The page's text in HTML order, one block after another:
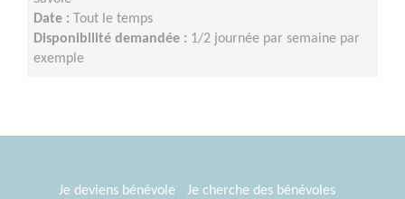
Date : Tout le temps
Disponibilité demandée : 1/2 journée par semaine par
exemple
Je deviens bénévole Je cherche des bénévoles